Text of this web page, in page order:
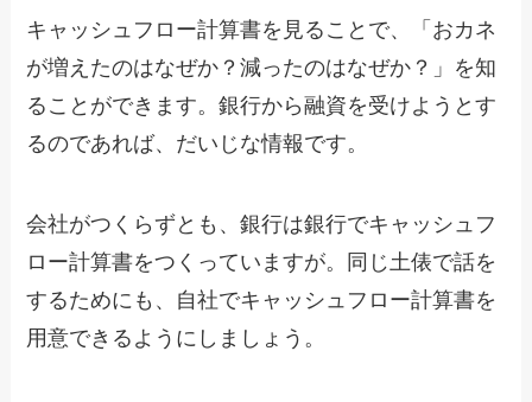
キャッシュフロー計算書を見ることで、「おカネ
が増えたのはなぜか？減ったのはなぜか？」を知
ることができます。銀行から融資を受けようとす
るのであれば、だいじな情報です。
会社がつくらずとも、銀行は銀行でキャッシュフ
ロー計算書をつくっていますが。同じ土俵で話を
するためにも、自社でキャッシュフロー計算書を
用意できるようにしましょう。